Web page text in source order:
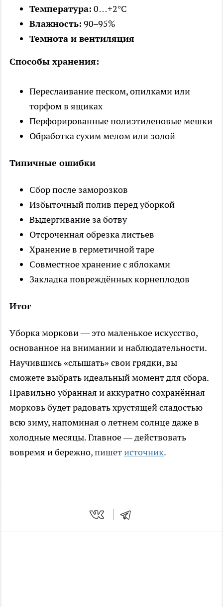
Температура: 0…+2°C
Влажность: 90–95%
Темнота и вентиляция
Способы хранения:
Переслаивание песком, опилками или
торфом в ящиках
Перфорированные полиэтиленовые мешки
Обработка сухим мелом или золой
Типичные ошибки
Сбор после заморозков
Избыточный полив перед уборкой
Выдергивание за ботву
Отсроченная обрезка листьев
Хранение в герметичной таре
Совместное хранение с яблоками
Закладка повреждённых корнеплодов
Итог
Уборка моркови — это маленькое искусство,
основанное на внимании и наблюдательности.
Научившись «слышать» свои грядки, вы
сможете выбрать идеальный момент для сбора.
Правильно убранная и аккуратно сохранённая
морковь будет радовать хрустящей сладостью
всю зиму, напоминая о летнем солнце даже в
холодные месяцы. Главное — действовать
вовремя и бережно, пишетисточник.